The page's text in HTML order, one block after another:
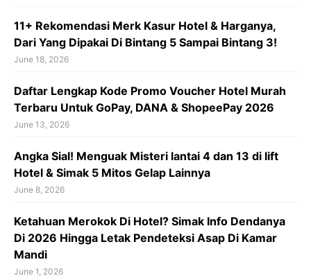
11+ Rekomendasi Merk Kasur Hotel & Harganya,
Dari Yang Dipakai Di Bintang 5 Sampai Bintang 3!
June 18, 2026
Daftar Lengkap Kode Promo Voucher Hotel Murah
Terbaru Untuk GoPay, DANA & ShopeePay 2026
June 13, 2026
Angka Sial! Menguak Misteri lantai 4 dan 13 di lift
Hotel & Simak 5 Mitos Gelap Lainnya
June 8, 2026
Ketahuan Merokok Di Hotel? Simak Info Dendanya
Di 2026 Hingga Letak Pendeteksi Asap Di Kamar
Mandi
June 1, 2026